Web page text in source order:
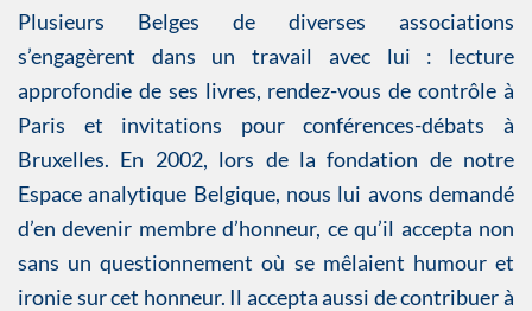
Plusieurs Belges de diverses associations
s’engagèrent dans un travail avec lui : lecture
approfondie de ses livres, rendez-vous de contrôle à
Paris et invitations pour conférences-débats à
Bruxelles. En 2002, lors de la fondation de notre
Espace analytique Belgique, nous lui avons demandé
d’en devenir membre d’honneur, ce qu’il accepta non
sans un questionnement où se mêlaient humour et
ironie sur cet honneur. Il accepta aussi de contribuer à